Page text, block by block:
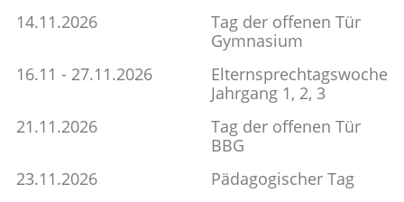
14.11.2026
Tag der offenen Tür
Gymnasium
16.11 - 27.11.2026
Elternsprechtagswoche
Jahrgang 1, 2, 3
21.11.2026
Tag der offenen Tür
BBG
23.11.2026
Pädagogischer Tag